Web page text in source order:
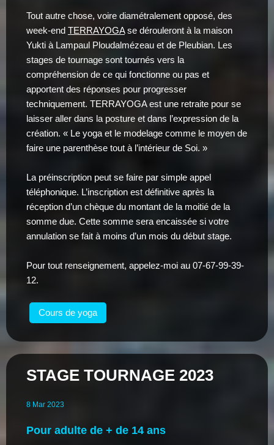
Tout autre chose, voire diamétralement opposé, des
week-end TERRAYOGAse dérouleront à la maison
Yukti à Lampaul Ploudalmézeau et de Pleubian. Les
stages de tournage sont tournés vers la
compréhension de ce qui fonctionne ou pas et
apportent des réponses pour progresser
techniquement. TERRAYOGA est une retraite pour se
laisser aller dans la posture et dans l’expression de la
création. « Le yoga et le modelage comme le moyen de
faire une parenthèse tout à l’intérieur de Soi. »
La préinscription peut se faire par simple appel
téléphonique. L’inscription est définitive après la
réception d’un chèque du montant de la moitié de la
somme due. Cette somme sera encaissée si votre
annulation se fait à moins d’un mois du début stage.
Pour tout renseignement, appelez-moi au 07-67-99-39-
12.
Cours de yoga
STAGE TOURNAGE 2023
8 Mar 2023
Pour adulte de + de 14 ans